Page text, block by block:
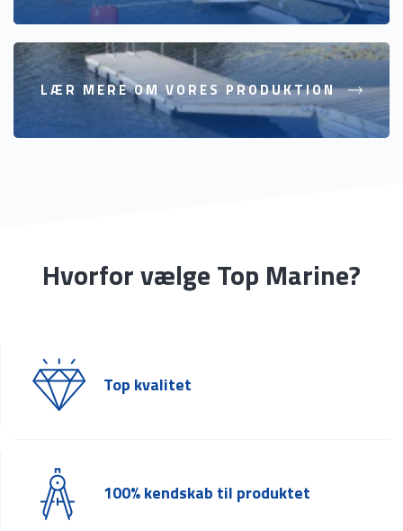
LÆR MERE OM VORES PRODUKTION
Hvorfor vælge Top Marine?
Top kvalitet
100% kendskab til produktet